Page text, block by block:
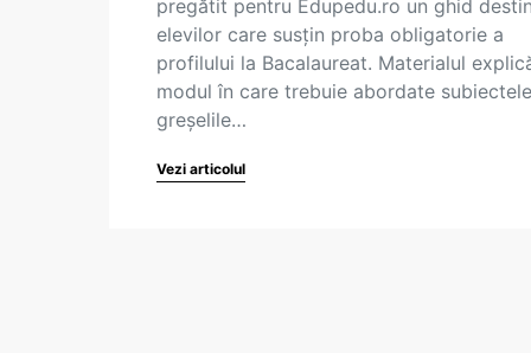
pregătit pentru Edupedu.ro un ghid
elevilor care susțin proba obligatorie a
profilului la Bacalaureat. Materialul
modul în care trebuie abordate
greșelile…
Vezi articolul